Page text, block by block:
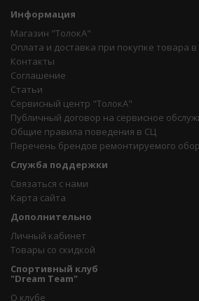
Информация
Магазин "ТолокА"
Оплата и доставка при покупке товара
Контакты
Соглашение
Статьи
Сервисный центр "ТолокА"
Публичный договор на сервисное
Общие правила поведения в СЦ
Перечень брендов ремонтируемого
Служба поддержки
Связаться с нами
Карта сайта
Дополнительно
Личный кабинет
Товары со скидкой
Спортивный клуб
"Dream Team"
О клубе